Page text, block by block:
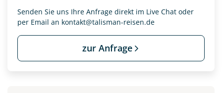
Senden Sie uns Ihre Anfrage direkt im Live Chat oder
per Email an kontakt@talisman-reisen.de
zur Anfrage